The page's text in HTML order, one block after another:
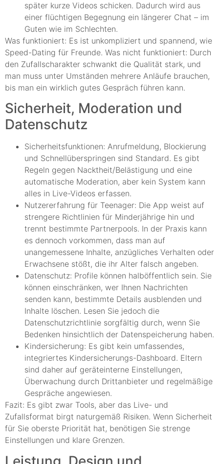
später kurze Videos schicken. Dadurch wird aus
einer flüchtigen Begegnung ein längerer Chat – im
Guten wie im Schlechten.
Was funktioniert: Es ist unkompliziert und spannend, wie
Speed-Dating für Freunde. Was nicht funktioniert: Durch
den Zufallscharakter schwankt die Qualität stark, und
man muss unter Umständen mehrere Anläufe brauchen,
bis man ein wirklich gutes Gespräch führen kann.
Sicherheit, Moderation und
Datenschutz
Sicherheitsfunktionen: Anrufmeldung, Blockierung
und Schnellüberspringen sind Standard. Es gibt
Regeln gegen Nacktheit/Belästigung und eine
automatische Moderation, aber kein System kann
alles in Live-Videos erfassen.
Nutzererfahrung für Teenager: Die App weist auf
strengere Richtlinien für Minderjährige hin und
trennt bestimmte Partnerpools. In der Praxis kann
es dennoch vorkommen, dass man auf
unangemessene Inhalte, anzügliches Verhalten oder
Erwachsene stößt, die ihr Alter falsch angeben.
Datenschutz: Profile können halböffentlich sein. Sie
können einschränken, wer Ihnen Nachrichten
senden kann, bestimmte Details ausblenden und
Inhalte löschen. Lesen Sie jedoch die
Datenschutzrichtlinie sorgfältig durch, wenn Sie
Bedenken hinsichtlich der Datenspeicherung haben.
Kindersicherung: Es gibt kein umfassendes,
integriertes Kindersicherungs-Dashboard. Eltern
sind daher auf geräteinterne Einstellungen,
Überwachung durch Drittanbieter und regelmäßige
Gespräche angewiesen.
Fazit: Es gibt zwar Tools, aber das Live- und
Zufallsformat birgt naturgemäß Risiken. Wenn Sicherheit
für Sie oberste Priorität hat, benötigen Sie strenge
Einstellungen und klare Grenzen.